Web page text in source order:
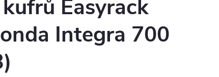
Easyrack
Integra 700